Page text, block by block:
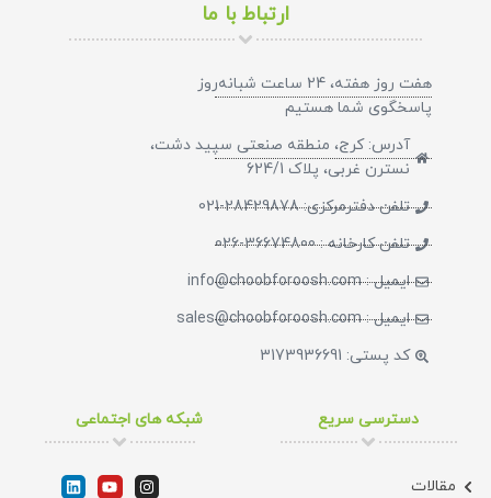
ارتباط با ما
هفت روز هفته، 24 ساعت شبانه‌روز
پاسخگوی شما هستیم​
آدرس: کرج، منطقه صنعتی سپید دشت،
نسترن غربی، پلاک 624/1
تلفن دفترمرکزی: 28429878-021
تلفن کارخانه : 36674800-026
ایمیل : info@choobforoosh.com
ایمیل : sales@choobforoosh.com
کد پستی: 3173936691
دسترسی سریع
مقالات
شبکه های اجتماعی